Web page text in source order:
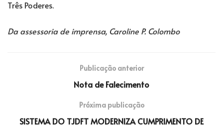
Três Poderes.
Da assessoria de imprensa, Caroline P. Colombo
Publicação anterior
Nota de Falecimento
Próxima publicação
SISTEMA DO TJDFT MODERNIZA CUMPRIMENTO DE